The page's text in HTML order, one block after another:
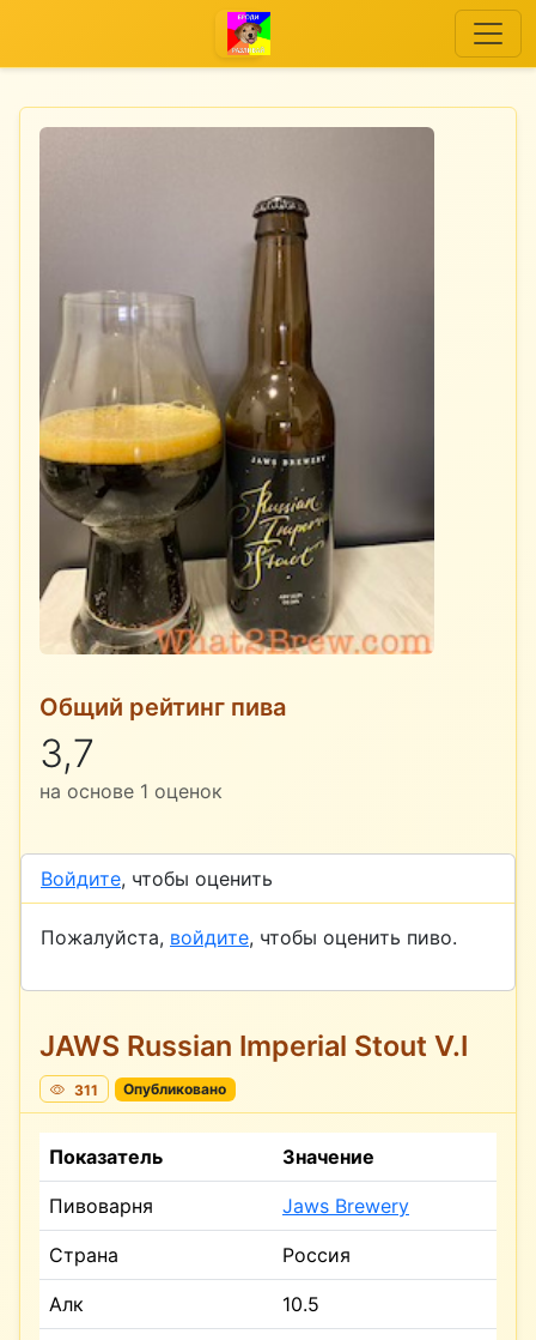
Общий рейтинг пива
3,7
на основе 1 оценок
Войдите, чтобы оценить
Пожалуйста, войдите, чтобы оценить пиво.
JAWS Russian Imperial Stout V.I
311 Опубликовано
Показатель Значение
Пивоварня Jaws Brewery
Страна Россия
Алк 10.5